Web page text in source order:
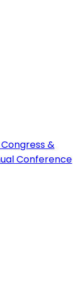
&
Conference